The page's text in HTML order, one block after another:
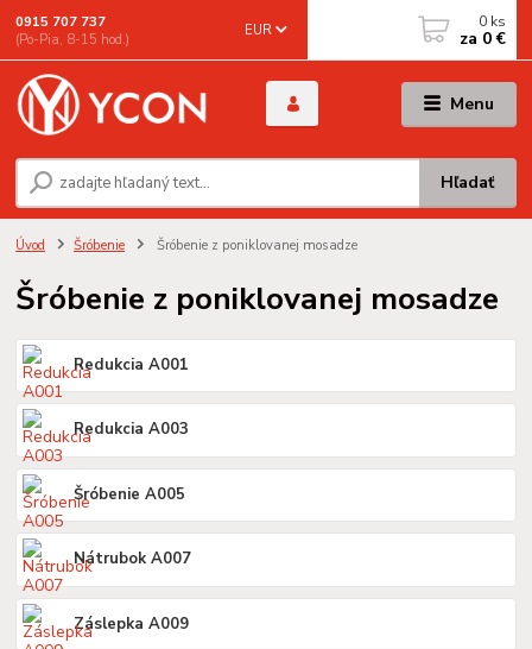
Menu
EUR
Hľadať
0915 707 737
(Po-Pia, 8-15 hod.)
0 ks
za 0 €
Úvod Šróbenie Šróbenie z poniklovanej mosadze
Šróbenie z poniklovanej mosadze
Redukcia A001
Redukcia A003
Šróbenie A005
Nátrubok A007
Záslepka A009